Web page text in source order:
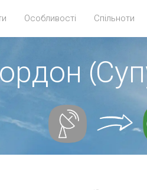
Особливості Спільноти